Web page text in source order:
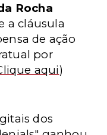
Rocha
a cláusula
de ação
por
aqui)
dos